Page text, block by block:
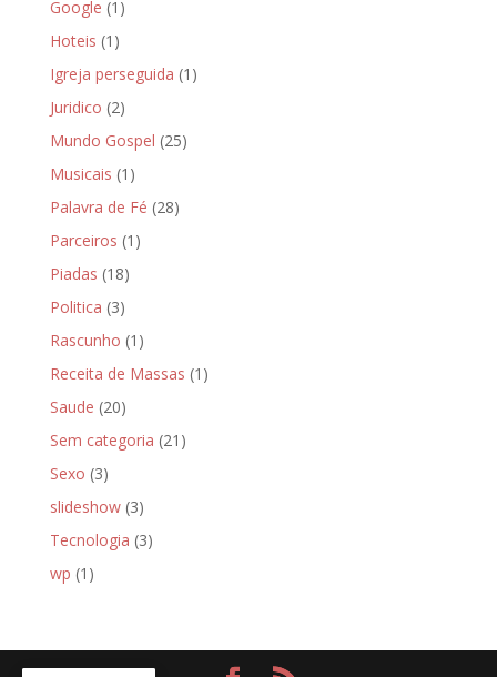
Google (1)
Hoteis (1)
Igreja perseguida (1)
Juridico (2)
Mundo Gospel (25)
Musicais (1)
Palavra de Fé (28)
Parceiros (1)
Piadas (18)
Politica (3)
Rascunho (1)
Receita de Massas (1)
Saude (20)
Sem categoria (21)
Sexo (3)
slideshow(3)
Tecnologia (3)
wp (1)